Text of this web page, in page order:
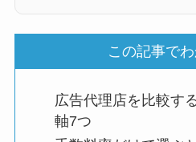
この記事で
広告代理店を比較す
軸7つ